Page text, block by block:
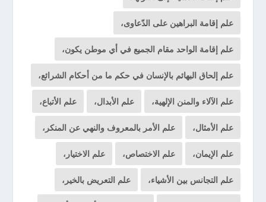
علم إقامة البراهين على الدّعاوى،
علم إقامة الواحد مقام الجميع في أي موطن يكون،
علم إلحاق البهائم بالإنسان في حكم ما من أحكام الشرائع،
علم الآلاء والمنن الإلهية، علم الأبدال، علم الأتباع،
علم الأمثال، علم الأمر بالمعروف والنهي عن المنكر،
علم الإيمان، علم الاختصاص، علم الاختيار،
علم التجانس بين الأشياء، علم التعريض بالخير،